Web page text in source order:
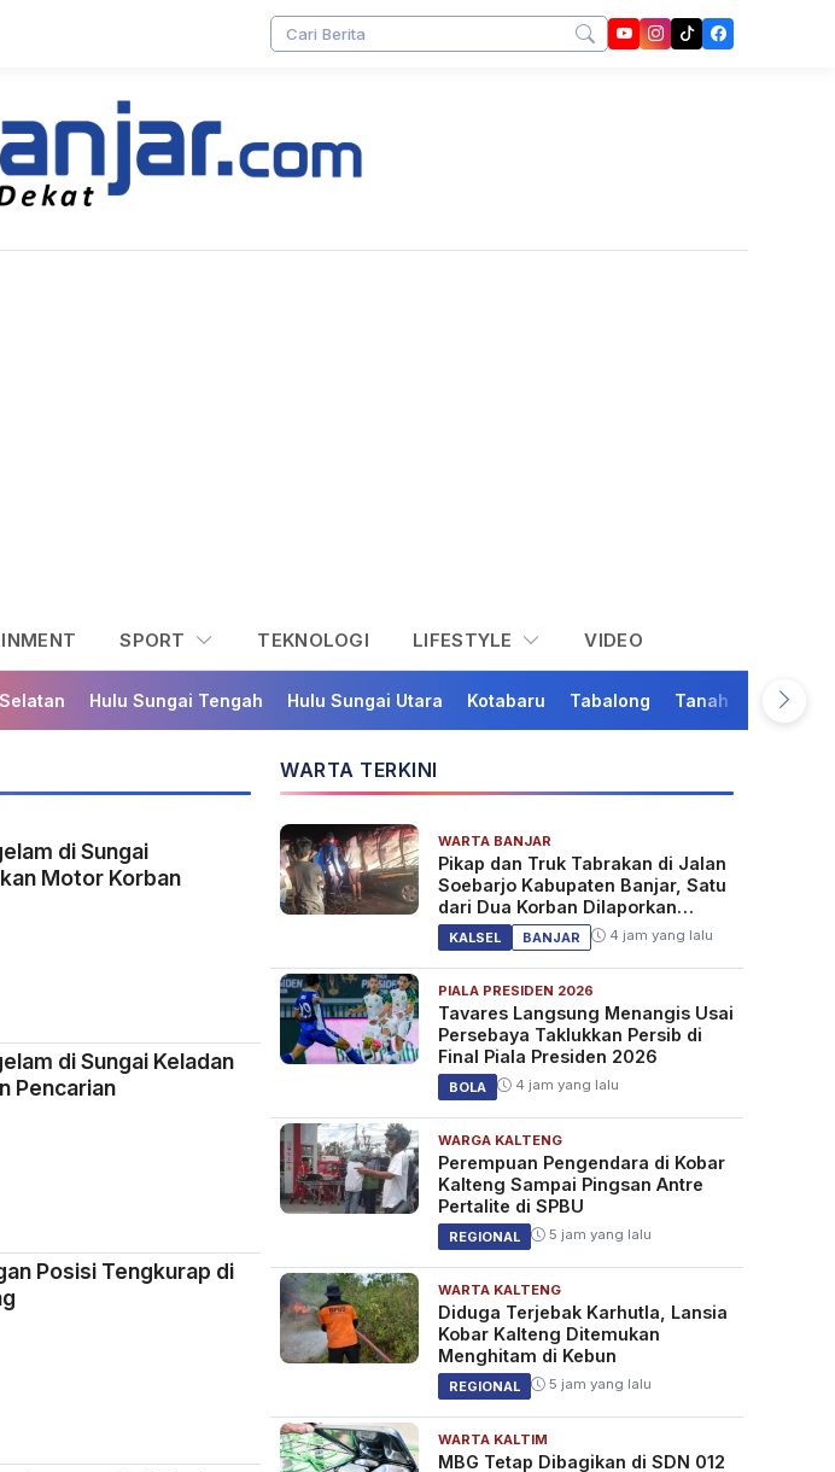
SPORT TEKNOLOGI LIFESTYLE VIDEO
Hulu Sungai Tengah Hulu Sungai Utara Kotabaru Tabalong Tanah Bumbu
di Sungai
Motor Korban
di Sungai Keladan
Pencarian
Posisi Tengkurap di
WARTA TERKINI
WARTA BANJAR
Pikap dan Truk Tabrakan di Jalan
Soebarjo Kabupaten Banjar, Satu
dari Dua Korban Dilaporkan
Tewas
KALSEL BANJAR 4 jam yang lalu
PIALA PRESIDEN 2026
Tavares Langsung Menangis Usai
Persebaya Taklukkan Persib di
Final Piala Presiden 2026
BOLA 4 jam yang lalu
WARGA KALTENG
Perempuan Pengendara di Kobar
Kalteng Sampai Pingsan Antre
Pertalite di SPBU
REGIONAL 5 jam yang lalu
WARTA KALTENG
Diduga Terjebak Karhutla, Lansia
Kobar Kalteng Ditemukan
Menghitam di Kebun
REGIONAL 5 jam yang lalu
WARTA KALTIM
MBG Tetap Dibagikan di SDN 012